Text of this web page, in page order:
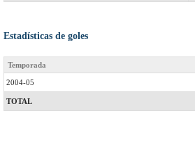
Estadísticas de goles
Temporada
2004-05
TOTAL